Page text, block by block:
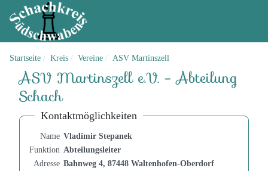
Startseite Kreis Vereine ASV Martinszell
ASV Martinszell e.V. - Abteilung
Schach
Kontaktmöglichkeiten
Name Vladimir Stepanek
Funktion Abteilungsleiter
Adresse Bahnweg 4, 87448 Waltenhofen-Oberdorf